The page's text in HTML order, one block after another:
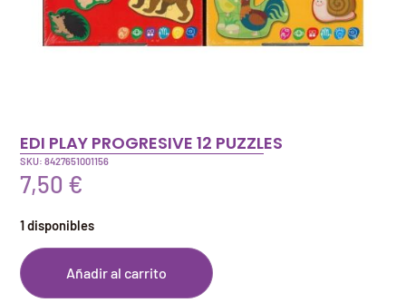
EDI PLAY PROGRESIVE 12 PUZZLES
SKU: 8427651001156
7,50 €
1 disponibles
Añadir al carrito